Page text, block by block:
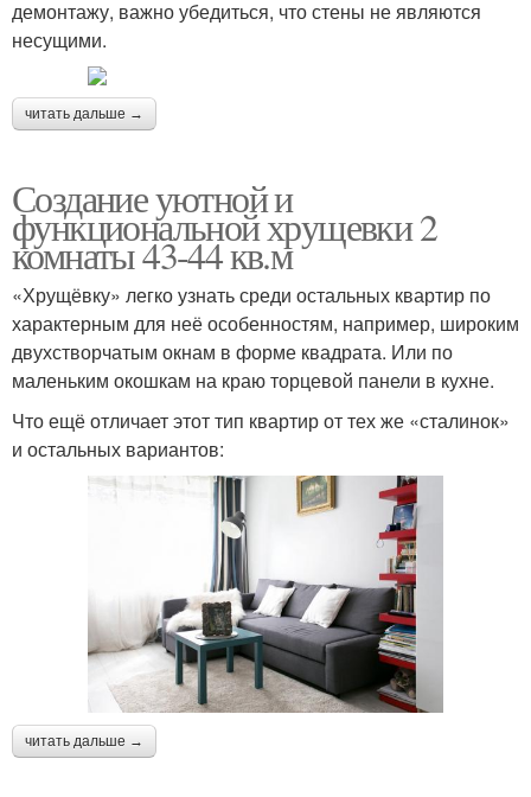
демонтажу, важно убедиться, что стены не являются
несущими.
читать дальше →
Создание уютной и
функциональной хрущевки 2
комнаты 43-44 кв.м
«Хрущёвку» легко узнать среди остальных квартир по
характерным для неё особенностям, например, широким
двухстворчатым окнам в форме квадрата. Или по
маленьким окошкам на краю торцевой панели в кухне.
Что ещё отличает этот тип квартир от тех же «сталинок»
и остальных вариантов:
читать дальше →